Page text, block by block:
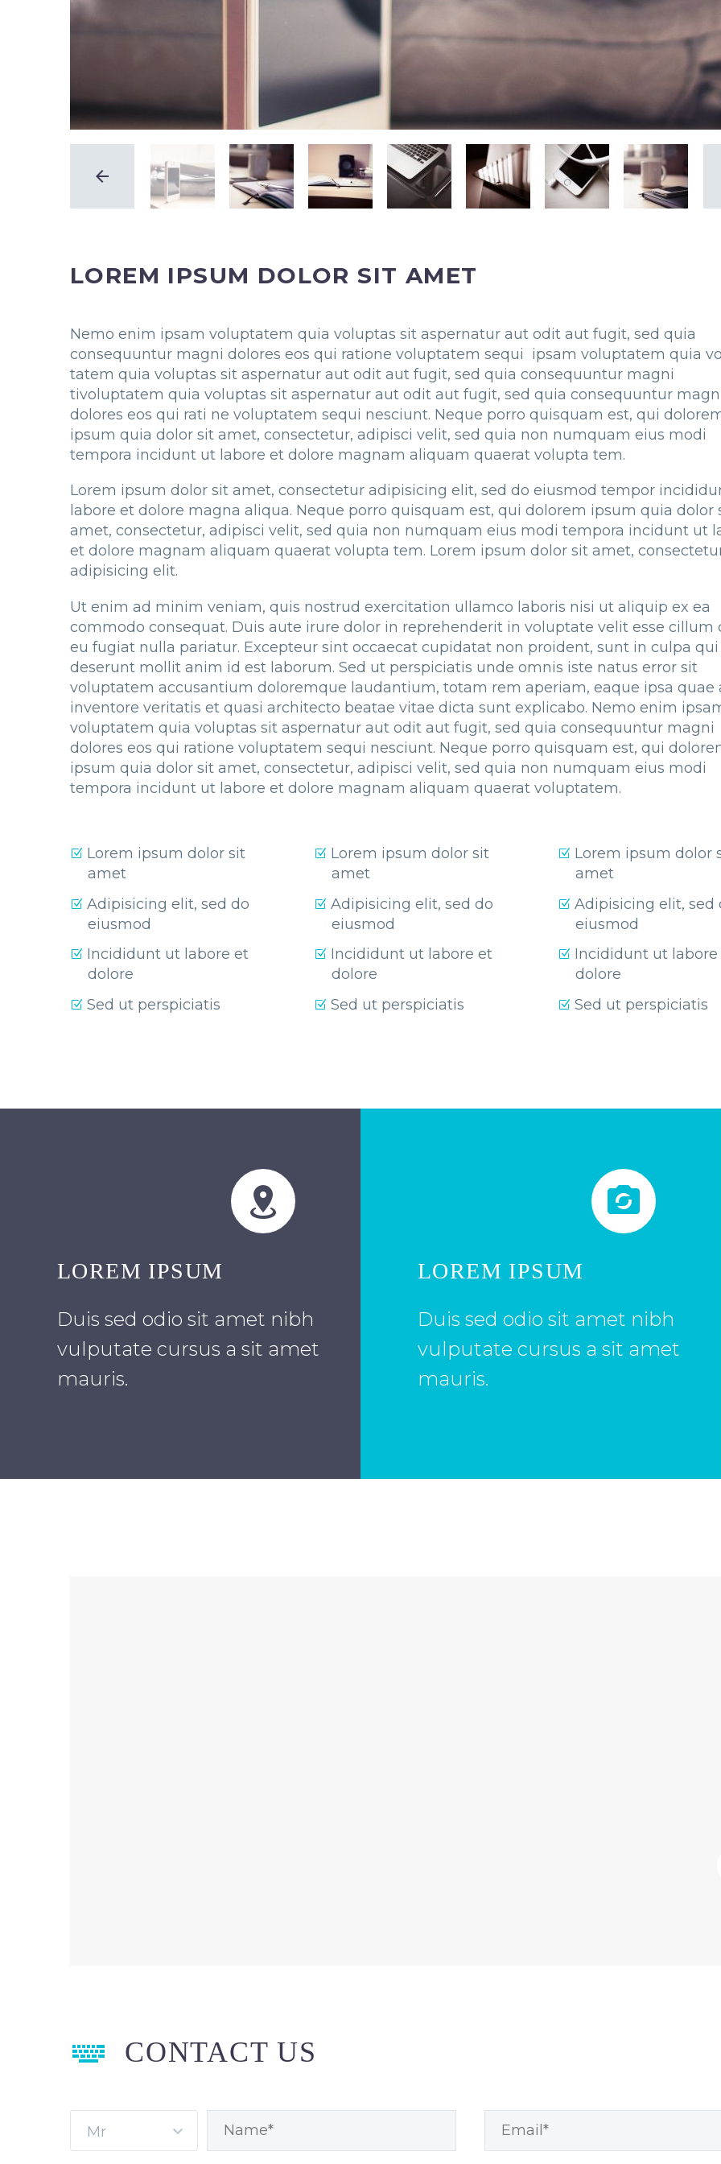
LOREM IPSUM DOLOR SIT AMET
Nemo enim ipsam voluptatem quia voluptas sit aspernatur aut odit aut fugit, sed quia
consequuntur magni dolores eos qui ratione voluptatem sequi ipsam voluptatem quia
tatem quia voluptas sit aspernatur aut odit aut fugit, sed quia consequuntur magni
tivoluptatem quia voluptas sit aspernatur aut odit aut fugit, sed quia consequuntur
dolores eos qui rati ne voluptatem sequi nesciunt. Neque porro quisquam est, qui
ipsum quia dolor sit amet, consectetur, adipisci velit, sed quia non numquam eius modi
tempora incidunt ut labore et dolore magnam aliquam quaerat volupta tem.
Lorem ipsum dolor sit amet, consectetur adipisicing elit, sed do eiusmod tempor
labore et dolore magna aliqua. Neque porro quisquam est, qui dolorem ipsum quia dolor
amet, consectetur, adipisci velit, sed quia non numquam eius modi tempora incidunt ut
et dolore magnam aliquam quaerat volupta tem. Lorem ipsum dolor sit amet,
adipisicing elit.
Ut enim ad minim veniam, quis nostrud exercitation ullamco laboris nisi ut aliquip ex ea
commodo consequat. Duis aute irure dolor in reprehenderit in voluptate velit esse cillum
eu fugiat nulla pariatur. Excepteur sint occaecat cupidatat non proident, sunt in culpa qui
deserunt mollit anim id est laborum. Sed ut perspiciatis unde omnis iste natus error sit
voluptatem accusantium doloremque laudantium, totam rem aperiam, eaque ipsa quae
inventore veritatis et quasi architecto beatae vitae dicta sunt explicabo. Nemo enim
voluptatem quia voluptas sit aspernatur aut odit aut fugit, sed quia consequuntur magni
dolores eos qui ratione voluptatem sequi nesciunt. Neque porro quisquam est, qui
ipsum quia dolor sit amet, consectetur, adipisci velit, sed quia non numquam eius modi
tempora incidunt ut labore et dolore magnam aliquam quaerat voluptatem.
Lorem ipsum dolor sit
amet
Adipisicing elit, sed do
eiusmod
Incididunt ut labore et
dolore
Sed ut perspiciatis
Lorem ipsum dolor sit
amet
Adipisicing elit, sed do
eiusmod
Incididunt ut labore et
dolore
Sed ut perspiciatis
Lorem ipsum dolor
amet
Adipisicing elit, sed
eiusmod
Incididunt ut labore
dolore
Sed ut perspiciatis


LOREM IPSUM
Duis sed odio sit amet nibh
vulputate cursus a sit amet
mauris.


LOREM IPSUM
Duis sed odio sit amet nibh
vulputate cursus a sit amet
mauris.

 CONTACT US
Mr